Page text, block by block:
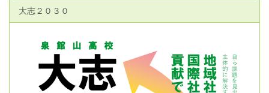
大志２０３０